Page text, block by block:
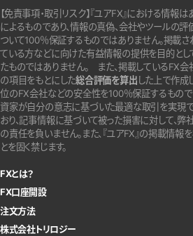
【免責事項・取引リスク】『ユアFX』における情
によるものであり、情報の真偽、会社やツールの
ついて100％保証するものではありません。掲載さ
ている方などに向けた有益情報の提供を目的とし
たものではありません。 また、掲載しているFX会
の項目をもとにした総合評価を算出 した上で作成
位のFX会社などの安全性を100％保証するもの
資家が自分の意志に基づいた最適な取引を実現で
おり、記事情報に基づいて被った損害に対して、
の責任を負いません。また、『ユアFX』の掲載情報
とを固く禁じます。
FXとは？
FX口座開設
注文方法
株式会社トリロジー